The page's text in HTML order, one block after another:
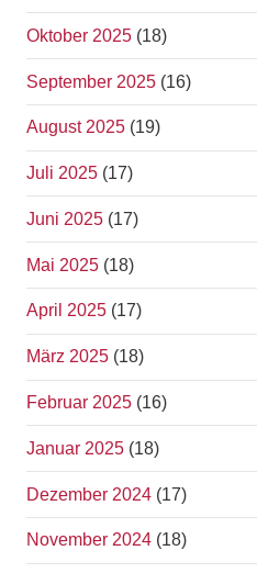
Oktober 2025 (18)
September 2025 (16)
August 2025 (19)
Juli 2025 (17)
Juni 2025 (17)
Mai 2025 (18)
April 2025 (17)
März 2025 (18)
Februar 2025 (16)
Januar 2025 (18)
Dezember 2024 (17)
November 2024 (18)